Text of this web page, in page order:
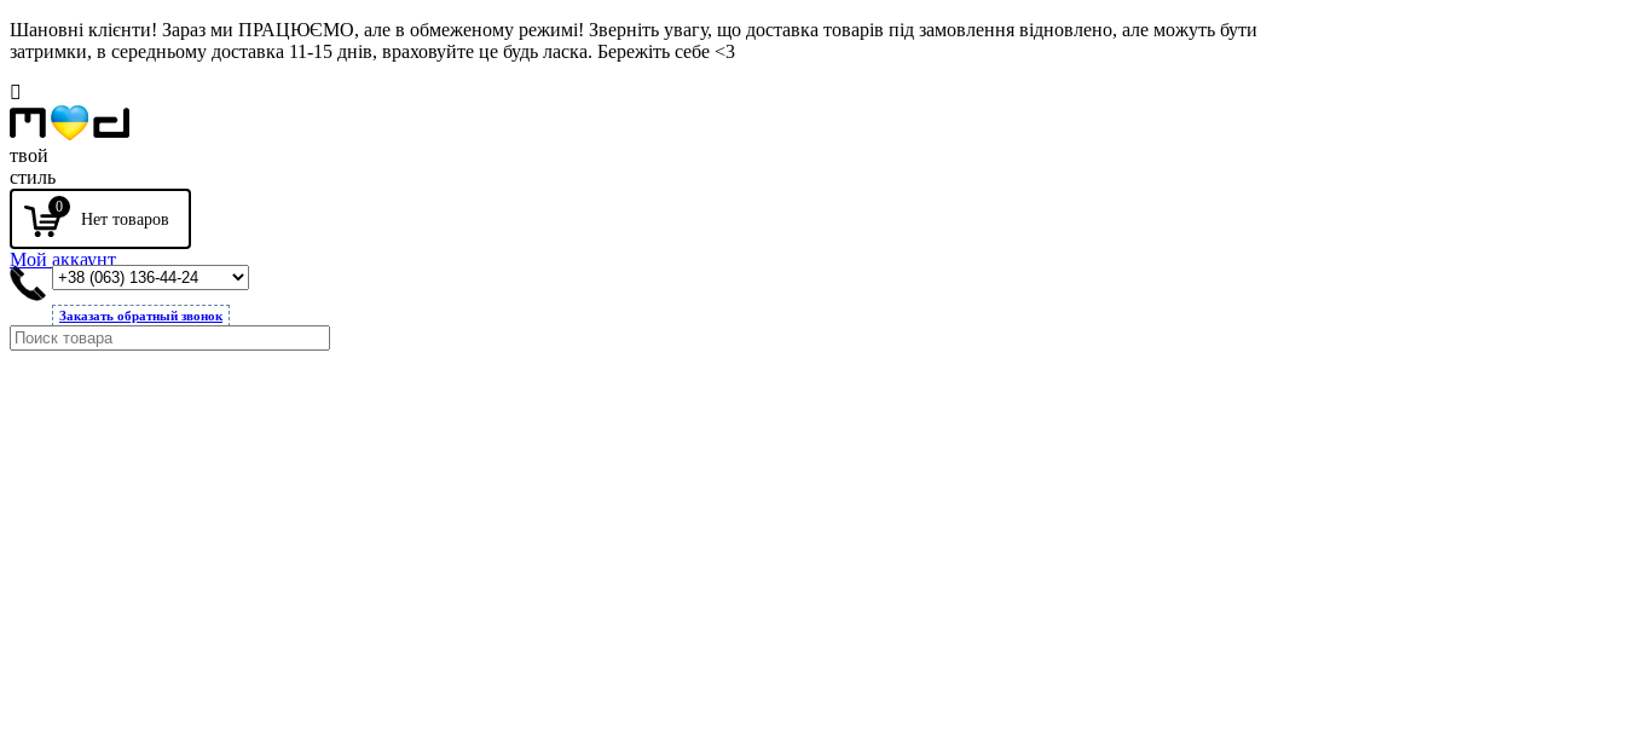
Шановні клієнти! Зараз ми ПРАЦЮЄМО, але в обмеженому режимі! Зверніть увагу, що доставка товарів під замовлення відновлено, але можуть бути
затримки, в середньому доставка 11-15 днів, враховуйте це будь ласка. Бережіть себе <3
твой
стиль
0
Мой аккаунт
Заказать обратный звонок